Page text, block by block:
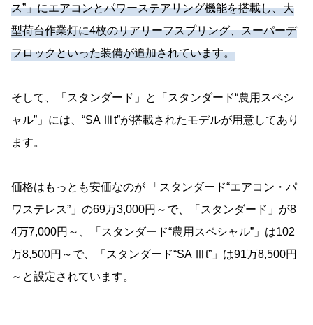
ス”」にエアコンとパワーステアリング機能を搭載し、大
型荷台作業灯に4枚のリアリーフスプリング、スーパーデ
フロックといった装備が追加されています。
そして、「スタンダード」と「スタンダード“農用スペシ
ャル”」には、“SA Ⅲt”が搭載されたモデルが用意してあり
ます。
価格はもっとも安価なのが 「スタンダード“エアコン・パ
ワステレス”」の69万3,000円～で、「スタンダード」が8
4万7,000円～、「スタンダード“農用スペシャル”」は102
万8,500円～で、「スタンダード“SA Ⅲt”」は91万8,500円
～と設定されています。